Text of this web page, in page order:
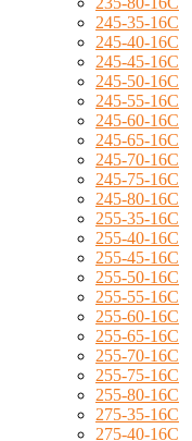
245-35-16C
245-40-16C
245-45-16C
245-50-16C
245-55-16C
245-60-16C
245-65-16C
245-70-16C
245-75-16C
245-80-16C
255-35-16C
255-40-16C
255-45-16C
255-50-16C
255-55-16C
255-60-16C
255-65-16C
255-70-16C
255-75-16C
255-80-16C
275-35-16C
275-40-16C